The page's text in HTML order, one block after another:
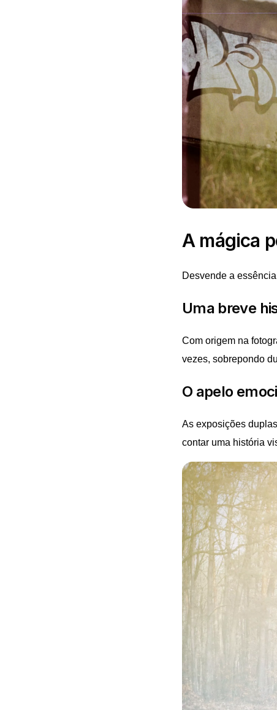
A mágica
Desvende a
Uma breve
Com origem na
vezes, sobrepondo
O apelo
As exposições
contar uma história